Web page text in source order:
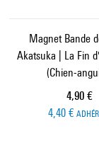
Magnet Bande
Akatsuka | La Fin
(Chien-
Prix
4,90 €
4,40 €